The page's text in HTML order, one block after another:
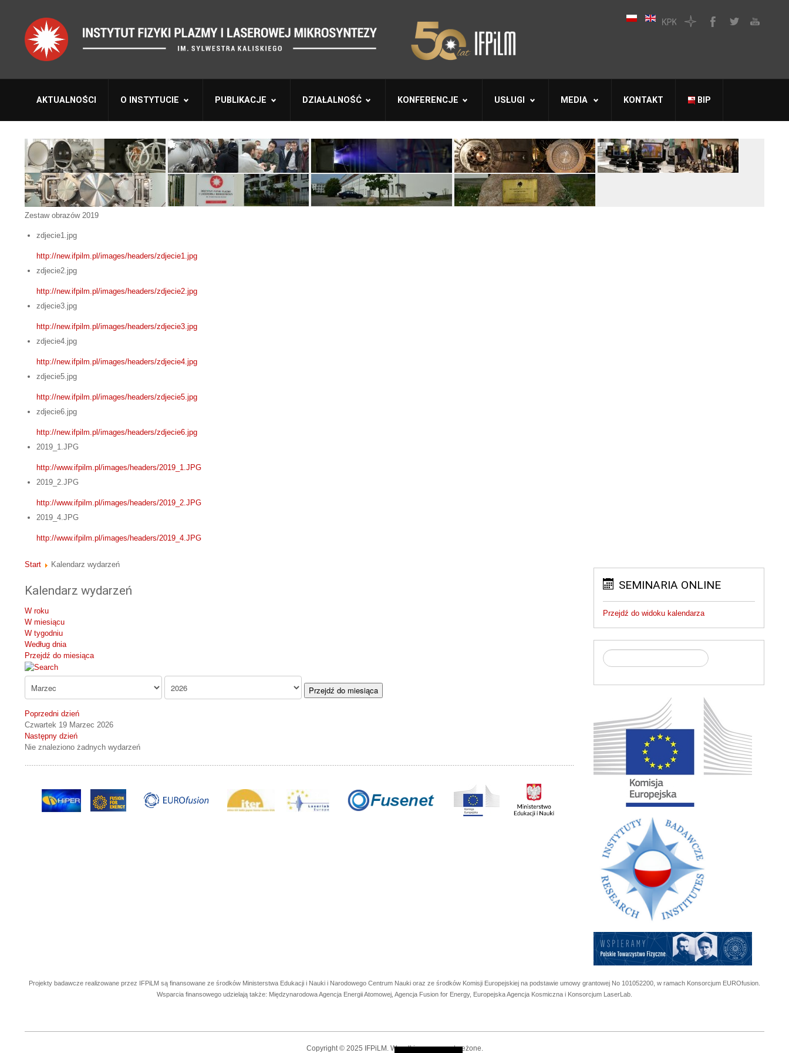
AKTUALNOŚCI O INSTYTUCIE PUBLIKACJE DZIAŁALNOŚĆ KONFERENCJE USŁUGI MEDIA KONTAKT BIP
Zestaw obrazów 2019
zdjecie1.jpg
http://new.ifpilm.pl/images/headers/zdjecie1.jpg
zdjecie2.jpg
http://new.ifpilm.pl/images/headers/zdjecie2.jpg
zdjecie3.jpg
http://new.ifpilm.pl/images/headers/zdjecie3.jpg
zdjecie4.jpg
http://new.ifpilm.pl/images/headers/zdjecie4.jpg
zdjecie5.jpg
http://new.ifpilm.pl/images/headers/zdjecie5.jpg
zdjecie6.jpg
http://new.ifpilm.pl/images/headers/zdjecie6.jpg
2019_1.JPG
http://www.ifpilm.pl/images/headers/2019_1.JPG
2019_2.JPG
http://www.ifpilm.pl/images/headers/2019_2.JPG
2019_4.JPG
http://www.ifpilm.pl/images/headers/2019_4.JPG
Start Kalendarz wydarzeń
Kalendarz wydarzeń
W roku
W miesiącu
W tygodniu
Według dnia
Przejdź do miesiąca
Przejdź do miesiąca
Poprzedni dzień
Czwartek 19 Marzec 2026
Następny dzień
Nie znaleziono żadnych wydarzeń
SEMINARIA ONLINE
Przejdź do widoku kalendarza
Projekty badawcze realizowane przez IFPiLM są finansowane ze środków Ministerstwa Edukacji i Nauki i Narodowego Centrum Nauki oraz ze środków Komisji Europejskiej na podstawie umowy grantowej No 101052200, w ramach Konsorcjum EUROfusion.
Wsparcia finansowego udzielają także: Międzynarodowa Agencja Energii Atomowej, Agencja Fusion for Energy, Europejska Agencja Kosmiczna i Konsorcjum LaserLab.
Copyright © 2025 IFPiLM. Wszelkie prawa zastrzeżone.